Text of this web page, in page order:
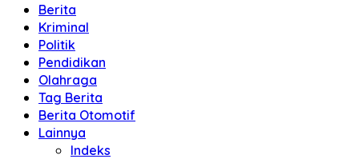
Berita
Kriminal
Politik
Pendidikan
Olahraga
Tag Berita
Berita Otomotif
Lainnya
Indeks